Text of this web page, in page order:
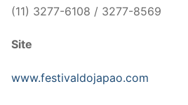
(11) 3277-6108 / 3277-8569
Site
www.festivaldojapao.com